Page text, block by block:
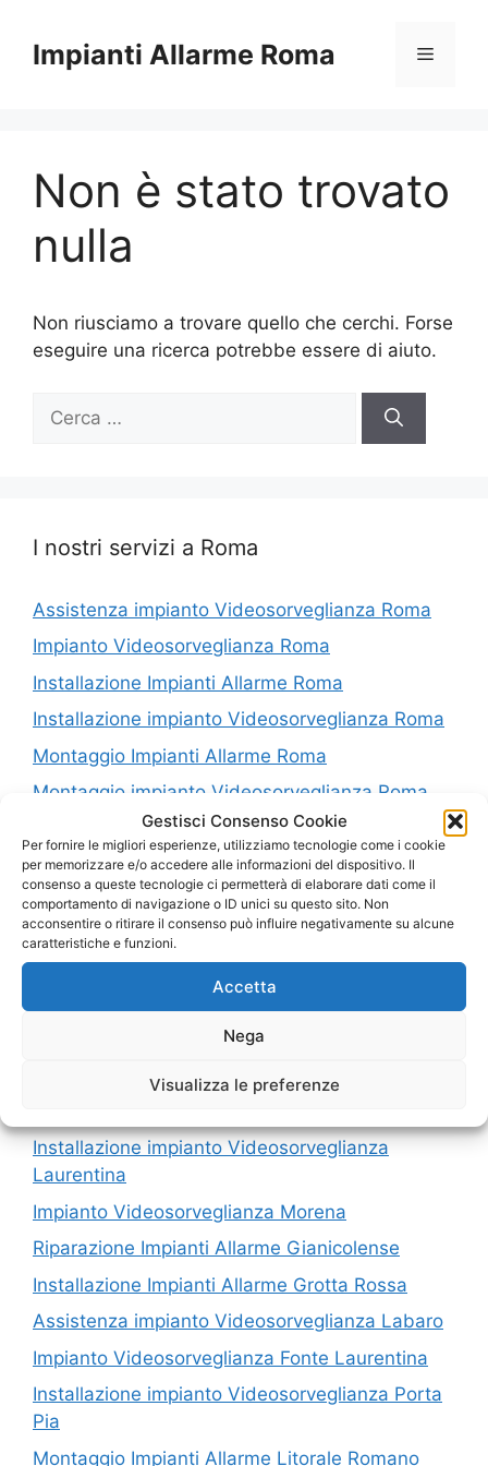
Gestisci Consenso Cookie
Per fornire le migliori esperienze, utilizziamo tecnologie come i cookie
per memorizzare e/o accedere alle informazioni del dispositivo. Il
consenso a queste tecnologie ci permetterà di elaborare dati come il
comportamento di navigazione o ID unici su questo sito. Non
acconsentire o ritirare il consenso può influire negativamente su alcune
caratteristiche e funzioni.
Accetta
Nega
Visualizza le preferenze
contenuto
Impianti Allarme Roma Menu
Non è stato trovato
nulla
Non riusciamo a trovare quello che cerchi. Forse
eseguire una ricerca potrebbe essere di aiuto.
per:
I nostri servizi a Roma
Assistenza impianto Videosorveglianza Roma
Impianto Videosorveglianza Roma
Installazione Impianti Allarme Roma
Installazione impianto Videosorveglianza Roma
Montaggio Impianti Allarme Roma
Montaggio impianto Videosorveglianza Roma
Riparazione Impianti Allarme Roma
Riparazione impianto Videosorveglianza Roma
Vendita Impianti Allarme Roma
Vendita impianto Videosorveglianza Roma
I nostri servizi in Provincia di Roma
Impianti Allarme Roma Castelli Romani
Installazione impianto Videosorveglianza
Laurentina
Impianto Videosorveglianza Morena
Riparazione Impianti Allarme Gianicolense
Installazione Impianti Allarme Grotta Rossa
Assistenza impianto Videosorveglianza Labaro
Impianto Videosorveglianza Fonte Laurentina
Installazione impianto Videosorveglianza Porta
Pia
Montaggio Impianti Allarme Litorale Romano